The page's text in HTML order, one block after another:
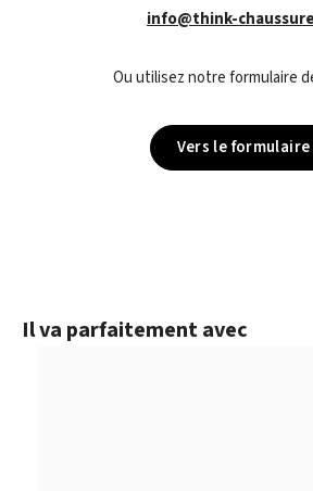
info@think-
Ou utilisez notre formulaire
Vers le formulaire
Ignorer la galerie de produits
Il va parfaitement avec